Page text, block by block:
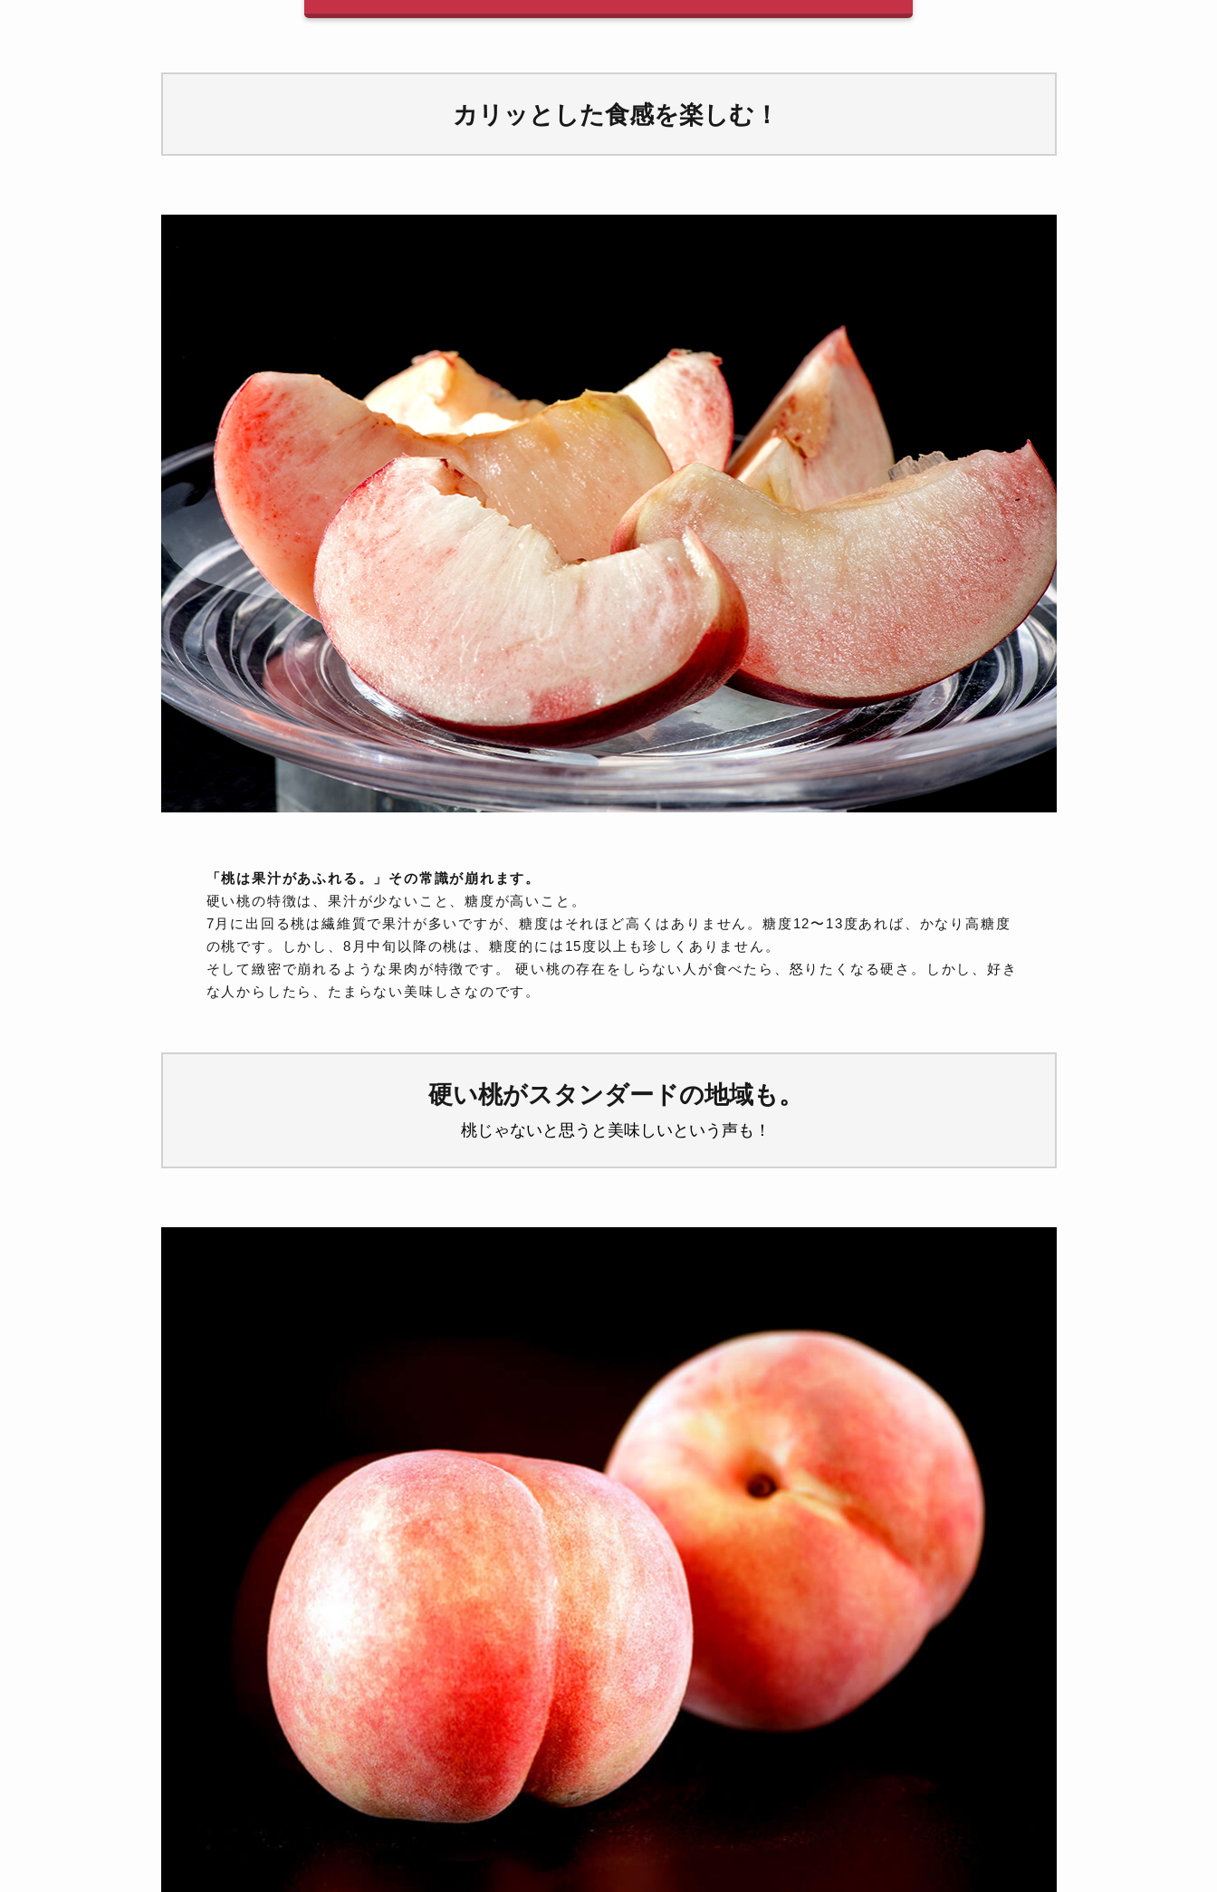
カリッとした食感を楽しむ！
「桃は果汁があふれる。」その常識が崩れます。
硬い桃の特徴は、果汁が少ないこと、糖度が高いこと。
7月に出回る桃は繊維質で果汁が多いですが、糖度はそれほど高くはありません。糖度12〜13度あれば、かなり高糖度
の桃です。しかし、8月中旬以降の桃は、糖度的には15度以上も珍しくありません。
そして緻密で崩れるような果肉が特徴です。 硬い桃の存在をしらない人が食べたら、怒りたくなる硬さ。しかし、好き
な人からしたら、たまらない美味しさなのです。
硬い桃がスタンダードの地域も。
桃じゃないと思うと美味しいという声も！